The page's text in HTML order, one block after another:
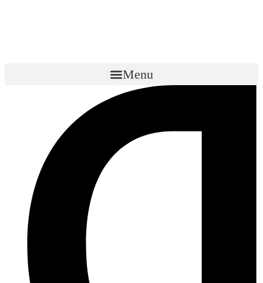
Menu
SEO продвижение в Омске
Оптимизация для роста: Ваш путь к
лидерству в поиске!
Современное поисковое продвижение сайтов с использованием
технологий ИИ
Получить консультацию